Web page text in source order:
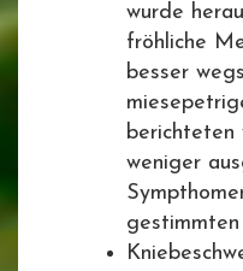
wurde
fröhliche
besser
berichteten
weniger